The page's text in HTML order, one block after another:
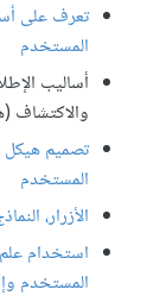
تعرف على
المستخدم
أساليب
والاكتشاف
تصميم هيكل
المستخدم
الأزرار،
استخدام
المستخدم